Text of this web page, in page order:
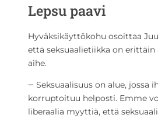
Lepsu paavi
Hyväksikäyttökohu osoittaa
että seksuaalietiikka on erittäin
aihe.
‒ Seksuaalisuus on alue, jossa
korruptoituu helposti. Emme
liberaalia myyttiä, että